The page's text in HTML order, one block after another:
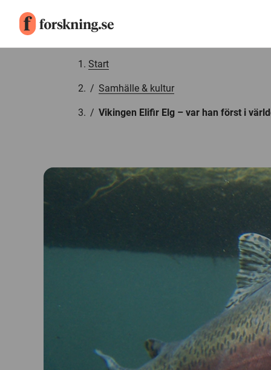
Start
/ Samhälle & kultur
/ Vikingen Elifir Elg – var han först i